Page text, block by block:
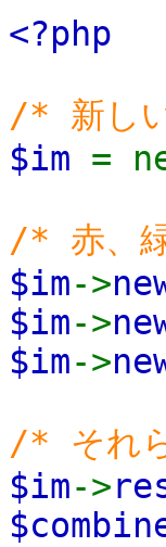
<?php
/* 新し
$im =
/* 赤、
$im->
$im->
$im->
/* それ
$im->